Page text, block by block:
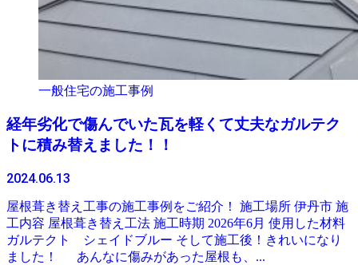
一般住宅の施工事例
経年劣化で傷んでいた瓦を軽くて丈夫なガルテク
トに積み替えました！！
2024.06.13
屋根葺き替え工事の施工事例をご紹介！ 施工場所 伊丹市 施
工内容 屋根葺き替え工法 施工時期 2026年6月 使用した材料
ガルテクト シェイドブルー そして施工後！きれいになり
ました！ あんなに傷みがあった屋根も、...